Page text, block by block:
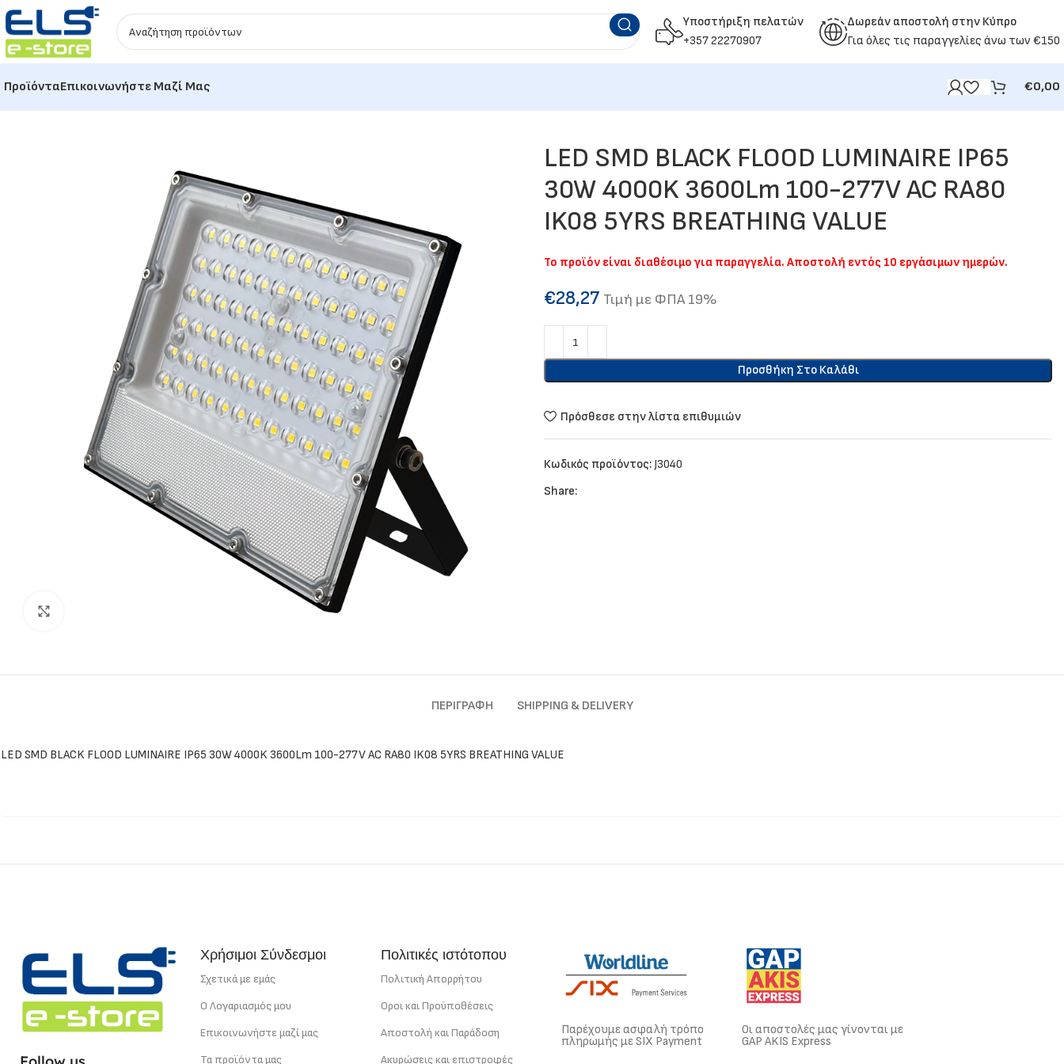
Υποστήριξη πελατών
+357 22270907
Δωρεάν αποστολή στην Κύπρο
Για όλες τις παραγγελίες άνω των €150
ΠροϊόνταΕπικοινωνήστε Μαζί Μας €0,00
LED SMD BLACK FLOOD LUMINAIRE IP65
30W 4000K 3600Lm 100-277V AC RA80
IK08 5YRS BREATHING VALUE
Το προϊόν είναι διαθέσιμο για παραγγελία. Αποστολή εντός 10 εργάσιμων ημερών.
€28,27 Τιμή με ΦΠΑ 19%
Προσθήκη Στο Καλάθι
Πρόσθεσε στην λίστα επιθυμιών
Κωδικός προϊόντος: J3040
Share:
ΠΕΡΙΓΡΑΦΉ SHIPPING & DELIVERY
LED SMD BLACK FLOOD LUMINAIRE IP65 30W 4000K 3600Lm 100-277V AC RA80 IK08 5YRS BREATHING VALUE
Χρήσιμοι Σύνδεσμοι
Σχετικά με εμάς
Ο Λογαριασμός μου
Επικοινωνήστε μαζί μας
Τα προϊόντα μας
Πολιτικές ιστότοπου
Πολιτική Απορρήτου
Οροι και Προϋποθέσεις
Αποστολή και Παράδοση
Ακυρώσεις και επιστροφές
Παρέχουμε ασφαλή τρόπο
πληρωμής με SIX Payment
Οι αποστολές μας γίνονται με
GAP AKIS Express